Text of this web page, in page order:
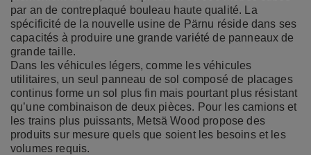
par an de contreplaqué bouleau haute qualité. La
spécificité de la nouvelle usine de Pärnu réside dans ses
capacités à produire une grande variété de panneaux de
grande taille.
Dans les véhicules légers, comme les véhicules
utilitaires, un seul panneau de sol composé de placages
continus forme un sol plus fin mais pourtant plus résistant
qu’une combinaison de deux pièces. Pour les camions et
les trains plus puissants, Metsä Wood propose des
produits sur mesure quels que soient les besoins et les
volumes requis.